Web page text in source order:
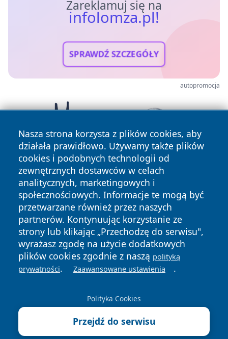
Zareklamuj się na
infolomza.pl!
SPRAWDŹ SZCZEGÓŁY
autopromocja
Nasza strona korzysta z plików cookies, aby
działała prawidłowo. Używamy także plików
cookies i podobnych technologii od
zewnętrznych dostawców w celach
analitycznych, marketingowych i
społecznościowych. Informacje te mogą być
przetwarzane również przez naszych
partnerów. Kontynuując korzystanie ze
strony lub klikając „Przechodzę do serwisu",
wyrażasz zgodę na użycie dodatkowych
plików cookies zgodnie z naszą polityką
prywatności. Zaawansowane ustawienia .
Polityka Cookies
Przejdź do serwisu
Copyright © 2026 infolomza.pl Wszystkie prawa zastrzeżone.
News Autorzy
Polityka
Polityka